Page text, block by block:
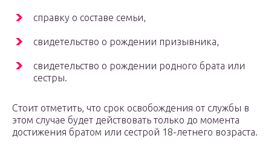
справку о составе семьи,
свидетельство о рождении призывника,
свидетельство о рождении родного брата или
сестры.
Стоит отметить, что срок освобождения от службы в
этом случае будет действовать только до момента
достижения братом или сестрой 18-летнего возраста.